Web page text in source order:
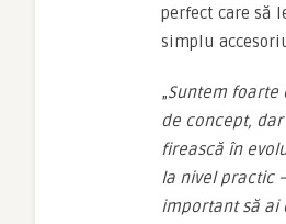
perfect care să
simplu
„Suntem foarte
de concept,
firească în
la nivel practic
important să ai